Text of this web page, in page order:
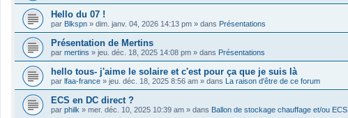
Hello du 07 !
par Blkspn » dim. janv. 04, 2026 14:13 pm » dans Présentations
Présentation de Mertins
par mertins » jeu. déc. 18, 2025 14:08 pm » dans Présentations
hello tous- j'aime le solaire et c'est pour ça que je suis là
par lfaa-france » jeu. déc. 18, 2025 8:56 am » dans La raison d'être de ce forum
ECS en DC direct ?
par philk » mer. déc. 10, 2025 10:39 am » dans Ballon de stockage chauffage et/ou ECS